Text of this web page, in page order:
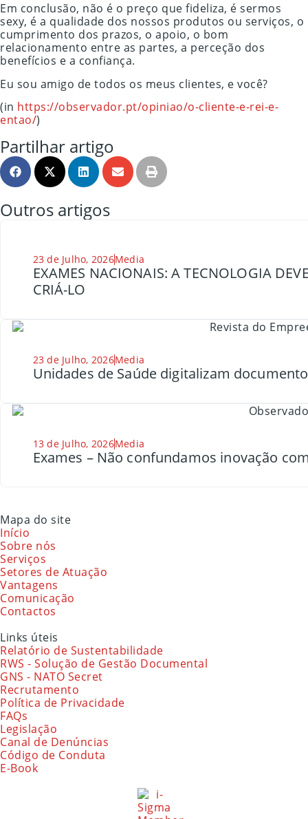
Em conclusão, não é o preço que fideliza, é sermos
sexy, é a qualidade dos nossos produtos ou serviços, o
cumprimento dos prazos, o apoio, o bom
relacionamento entre as partes, a perceção dos
benefícios e a confiança.
Eu sou amigo de todos os meus clientes, e você?
(in https://observador.pt/opiniao/o-cliente-e-rei-e-
entao/)
Partilhar artigo
Outros artigos
23 de Julho, 2026Media
EXAMES NACIONAIS: A TECNOLOGIA
CRIÁ-LO
23 de Julho, 2026Media
Unidades de Saúde digitalizam
13 de Julho, 2026Media
Exames – Não confundamos inovação
Mapa do site
Início
Sobre nós
Serviços
Setores de Atuação
Vantagens
Comunicação
Contactos
Links úteis
Relatório de Sustentabilidade
RWS - Solução de Gestão Documental
GNS - NATO Secret
Recrutamento
Política de Privacidade
FAQs
Legislação
Canal de Denúncias
Código de Conduta
E-Book